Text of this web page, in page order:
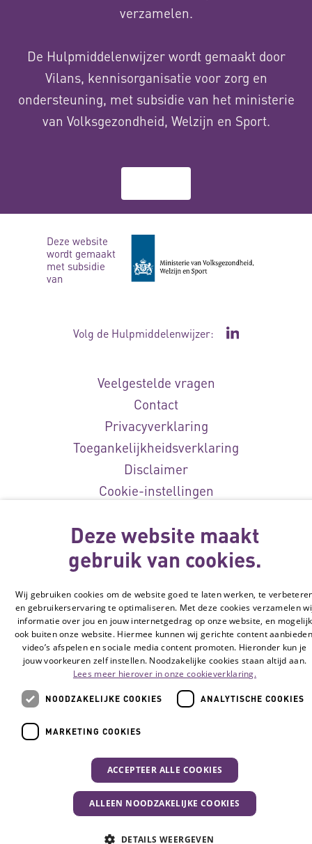
verzamelen.
De Hulpmiddelenwijzer wordt gemaakt door
Vilans, kennisorganisatie voor zorg en
ondersteuning, met subsidie van het ministerie
van Volksgezondheid, Welzijn en Sport.
Deze website
wordt gemaakt
met subsidie
van
Volg de Hulpmiddelenwijzer: Ga naar de
Veelgestelde vragen
Contact
Privacyverklaring
Toegankelijkheidsverklaring
Disclaimer
Cookie-instellingen
Deze website maakt
gebruik van cookies.
Wij gebruiken cookies om de website goed te laten werken, te
en gebruikerservaring te optimaliseren. Met deze cookies verzamelen
informatie over jou en jouw internetgedrag op onze website, en mogelijk
ook buiten onze website. Hiermee kunnen wij gerichte content
video’s afspelen en sociale media content promoten. Hieronder kun je
jouw voorkeuren zelf instellen. Noodzakelijke cookies staan altijd aan.
Lees meer hierover in onze cookieverklaring.
NOODZAKELIJKE COOKIES ANALYTISCHE COOKIES
MARKETING COOKIES
ACCEPTEER ALLE COOKIES
ALLEEN NOODZAKELIJKE COOKIES
DETAILS WEERGEVEN